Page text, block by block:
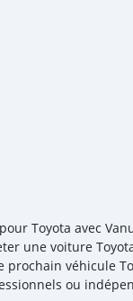
Toyota avec
une voiture
prochain véhicule
ou